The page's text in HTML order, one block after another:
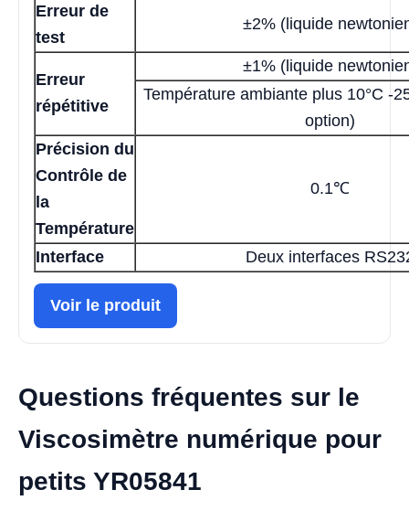
Erreur de
test
±2% (liquide
Erreur
répétitive
±1% (liquide
Température ambiante plus 10°C -
option)
Précision du
Contrôle de
la
Température
0.1℃
Interface Deux interfaces
Voir le produit
Questions fréquentes sur le
Viscosimètre numérique pour
petits YR05841